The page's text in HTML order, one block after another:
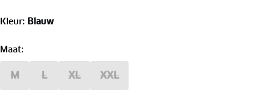
Kleur: Blauw
Maat:
M L XL XXL